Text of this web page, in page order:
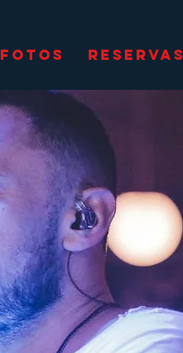
FOTOS RESERVAS